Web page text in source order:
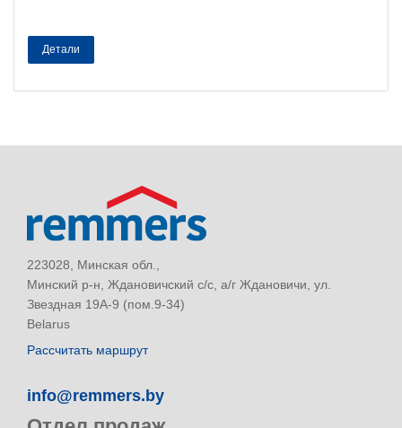
Детали
223028, Минская обл.,
Минский р-н, Ждановичский с/с, а/г Ждановичи, ул.
Звездная 19А-9 (пом.9-34)
Belarus
Рассчитать маршрут
info@remmers.by